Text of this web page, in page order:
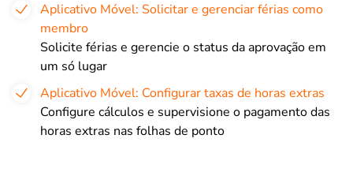
Aplicativo Móvel: Solicitar e gerenciar férias como
membro
Solicite férias e gerencie o status da aprovação em
um só lugar
Aplicativo Móvel: Configurar taxas de horas extras
Configure cálculos e supervisione o pagamento das
horas extras nas folhas de ponto